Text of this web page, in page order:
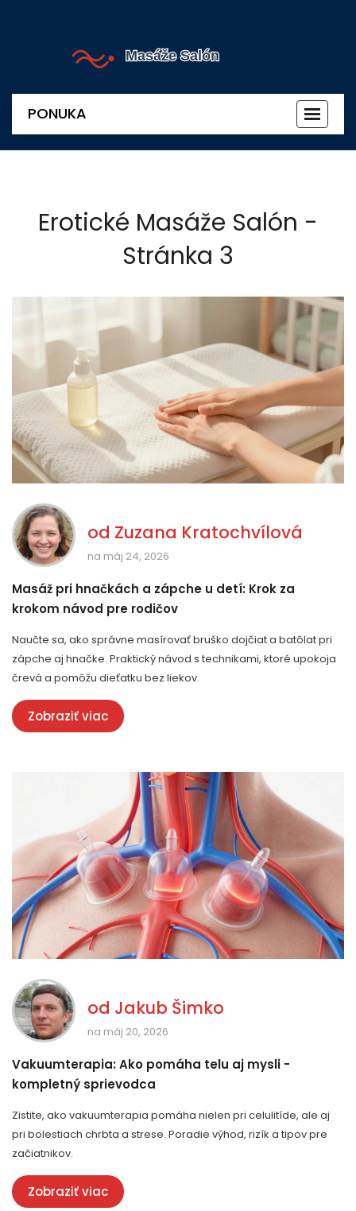
PONUKA
Erotické Masáže Salón -
Stránka 3
od Zuzana Kratochvílová
na máj 24, 2026
Masáž pri hnačkách a zápche u detí: Krok za
krokom návod pre rodičov
Naučte sa, ako správne masírovať bruško dojčiat a batôlat pri
zápche aj hnačke. Praktický návod s technikami, ktoré upokoja
črevá a pomôžu dieťatku bez liekov.
Zobraziť viac
od Jakub Šimko
na máj 20, 2026
Vakuumterapia: Ako pomáha telu aj mysli -
kompletný sprievodca
Zistite, ako vakuumterapia pomáha nielen pri celulitíde, ale aj
pri bolestiach chrbta a strese. Poradie výhod, rizík a tipov pre
začiatnikov.
Zobraziť viac